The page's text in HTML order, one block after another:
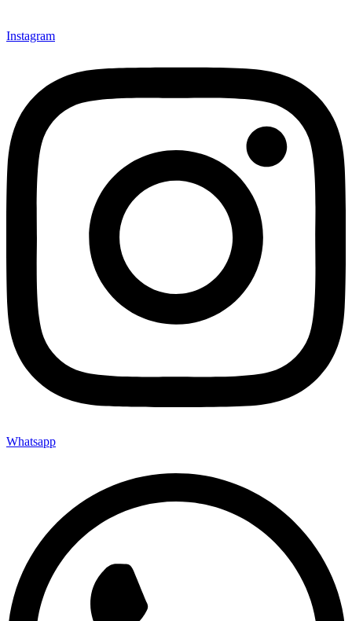
Instagram
Whatsapp